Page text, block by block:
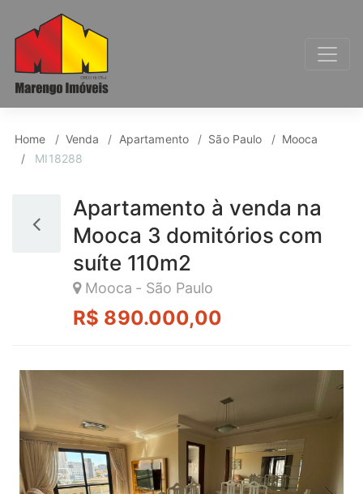
Apartamento para
Home Venda Apartamento São Paulo
Mooca
MI18288
Apartamento à venda na
Mooca 3 domitórios com
suíte 110m2
Mooca - São Paulo
R$ 890.000,00